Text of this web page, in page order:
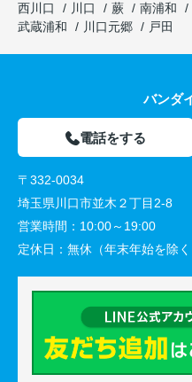
西川口
川口 蕨 南浦和
武蔵浦和
川口元郷 戸田
バンダ
電話をする
〒332-0034
埼玉県川口市並木２丁目2-8
営業時間： 10:00～19:00
定休日： 無休（年末年始を除く